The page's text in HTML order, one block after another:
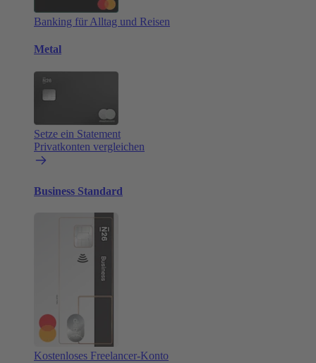
Banking für Alltag und Reisen
Metal
Setze ein Statement
Privatkonten vergleichen
Business Standard
Kostenloses Freelancer-Konto